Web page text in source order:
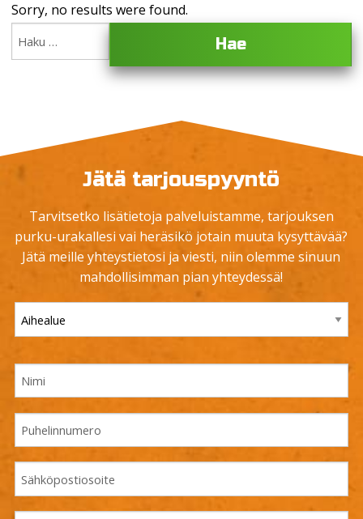
Sorry, no results were found.
Jätä tarjouspyyntö
Tarvitsetko lisätietoja palveluistamme, tarjouksen
purku-urakallesi vai heräsikö jotain muuta kysyttävää?
Jätä meille yhteystietosi ja viesti, niin olemme sinuun
mahdollisimman pian yhteydessä!